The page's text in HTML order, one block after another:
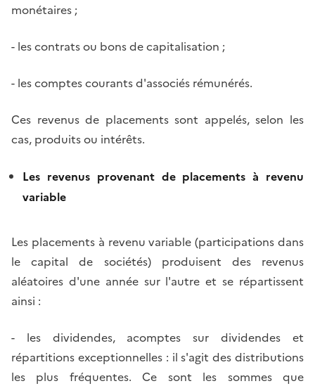
monétaires ;
- les contrats ou bons de capitalisation ;
- les comptes courants d'associés rémunérés.
Ces revenus de placements sont appelés, selon les
cas, produits ou intérêts.
Les revenus provenant de placements à revenu
variable
Les placements à revenu variable (participations dans
le capital de sociétés) produisent des revenus
aléatoires d'une année sur l'autre et se répartissent
ainsi :
- les dividendes, acomptes sur dividendes et
répartitions exceptionnelles : il s'agit des distributions
les plus fréquentes. Ce sont les sommes que